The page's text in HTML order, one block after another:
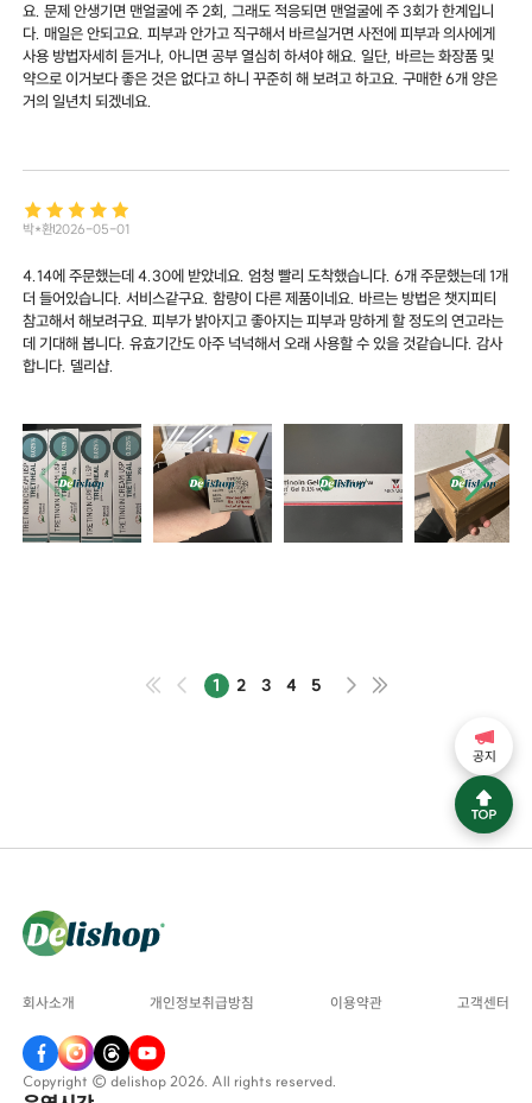
요. 문제 안생기면 맨얼굴에 주 2회, 그래도 적응되면 맨얼굴에 주 3회가 한계입니
다. 매일은 안되고요. 피부과 안가고 직구해서 바르실거면 사전에 피부과 의사에게
사용 방법자세히 듣거나, 아니면 공부 열심히 하셔야 해요. 일단, 바르는 화장품 및
약으로 이거보다 좋은 것은 없다고 하니 꾸준히 해 보려고 하고요. 구매한 6개 양은
거의 일년치 되겠네요.
박*환2026-05-01
4.14에 주문했는데 4.30에 받았네요. 엄청 빨리 도착했습니다. 6개 주문했는데 1개
더 들어있습니다. 서비스같구요. 함량이 다른 제품이네요. 바르는 방법은 챗지피티
참고해서 해보려구요. 피부가 밝아지고 좋아지는 피부과 망하게 할 정도의 연고라는
데 기대해 봅니다. 유효기간도 아주 넉넉해서 오래 사용할 수 있을 것같습니다. 감사
합니다. 델리샵.
1 2 3 4 5
회사소개 개인정보취급방침 이용약관 고객센터
Copyright © delishop 2026. All rights reserved.
공지